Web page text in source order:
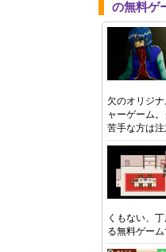
の無料ゲ
欠のオリジ
ャーゲーム
苦手な方は
くもない、
る無料ゲー